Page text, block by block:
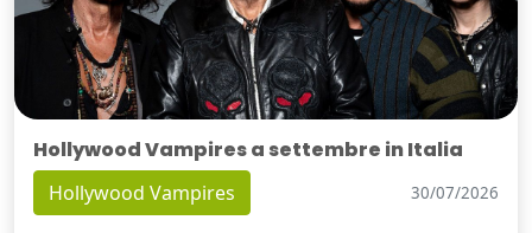
Hollywood Vampires a settembre in Italia
Hollywood Vampires 30/07/2026